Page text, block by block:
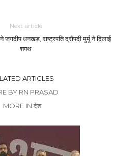
Next article
जगदीप धनखड़, राष्ट्रपति द्रौपदी मुर्मू ने दिलाई
शपथ
ARTICLES
BY RN PRASAD
MORE IN देश